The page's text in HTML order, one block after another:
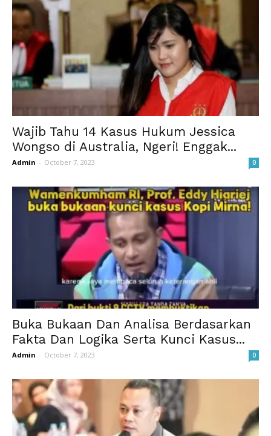
Wajib Tahu 14 Kasus Hukum Jessica
Wongso di Australia, Ngeri! Enggak...
Admin - October 7, 2023 0
Buka Bukaan Dan Analisa Berdasarkan
Fakta Dan Logika Serta Kunci Kasus...
Admin - October 7, 2023 0